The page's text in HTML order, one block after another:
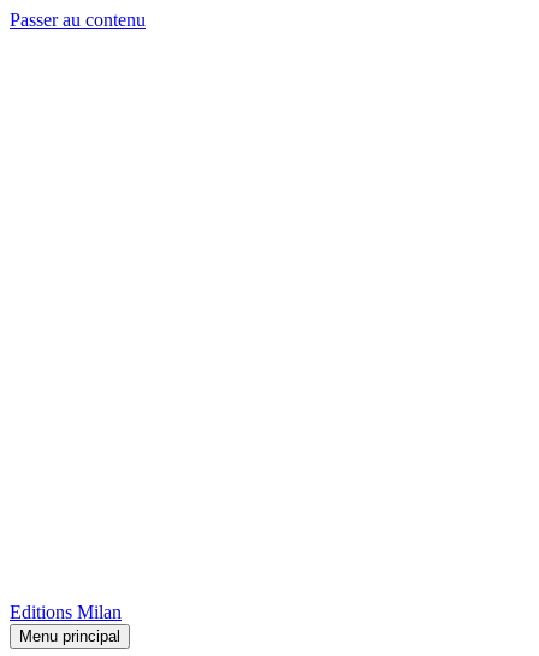
Passer au contenu
Editions Milan
Menu principal